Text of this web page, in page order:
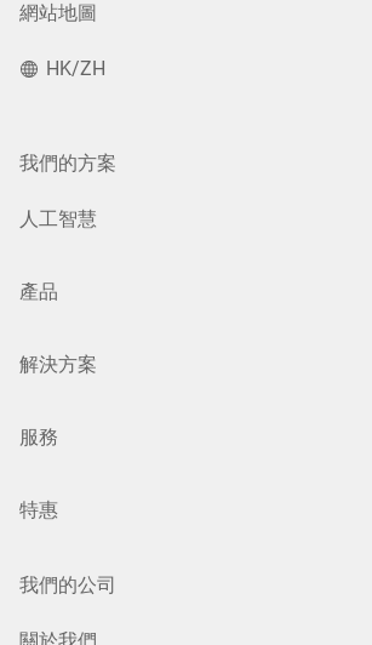
網站地圖
HK/ZH
我們的方案
人工智慧
產品
解決方案
服務
特惠
我們的公司